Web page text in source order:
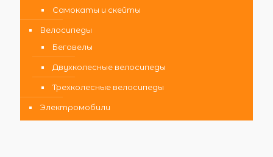
Самокаты и скейты
Велосипеды
Беговелы
Двухколесные велосипеды
Трехколесные велосипеды
Электромобили